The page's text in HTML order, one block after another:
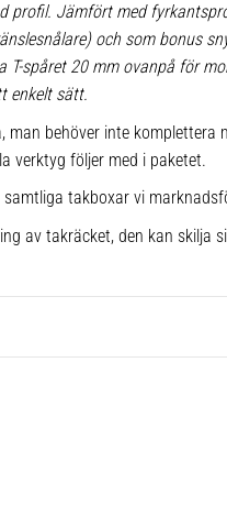
profil. Jämfört med
och som bonus
T-spåret 20 mm ovanpå för
enkelt sätt.
behöver inte komplettera
verktyg följer med i paketet.
takboxar vi
av takräcket, den kan skilja